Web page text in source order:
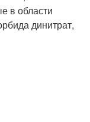
в области
динитрат,